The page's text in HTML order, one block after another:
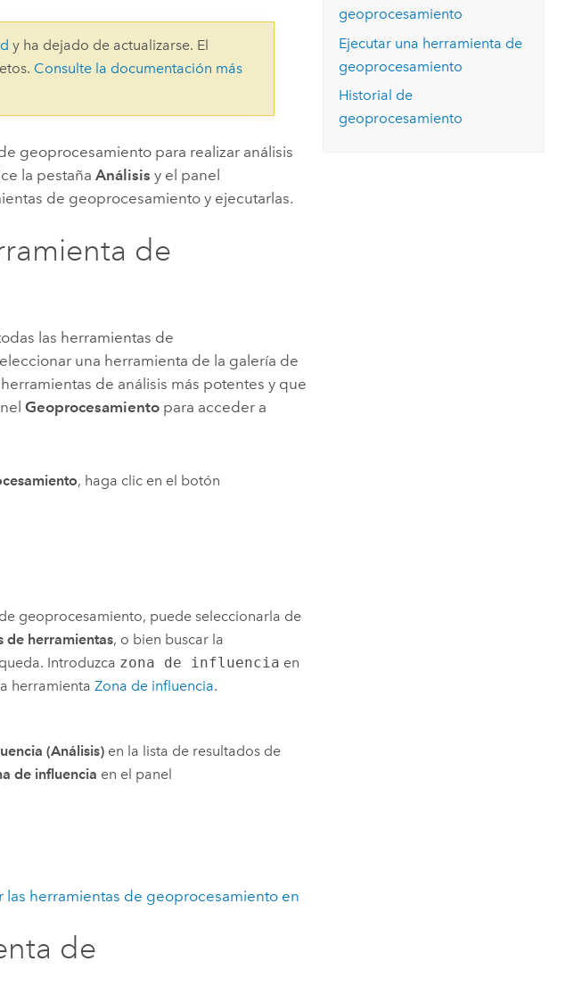
Explorar ArcGIS Pro
Leer la historia
y ha dejado de actualizarse. El
Consulte la documentación más
geoprocesamiento para realizar análisis
la pestañaAnálisis y el panel
de geoprocesamiento y ejecutarlas.
de
las herramientas de
una herramienta de la galería de
de análisis más potentes y que
Geoprocesamiento para acceder a
, haga clic en el botón
geoprocesamiento, puede seleccionarla de
de herramientas, o bien buscar la
Introduzca zona de influencia en
herramientaZona de influencia.
(Análisis) en la lista de resultados de
de influencia en el panel
herramientas de geoprocesamiento en
de
geoprocesamiento
Ejecutar una herramienta de
geoprocesamiento
Historial de
geoprocesamiento